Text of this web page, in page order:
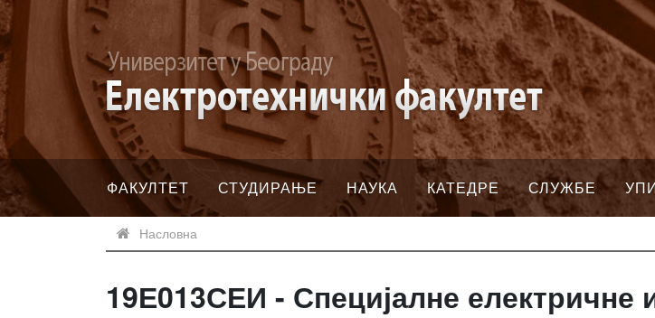
ФАКУЛТЕТ СТУДИРАЊЕ НАУКА КАТЕДРЕ СЛУЖБЕ
Насловна
19Е013СЕИ - Специјалне електричне